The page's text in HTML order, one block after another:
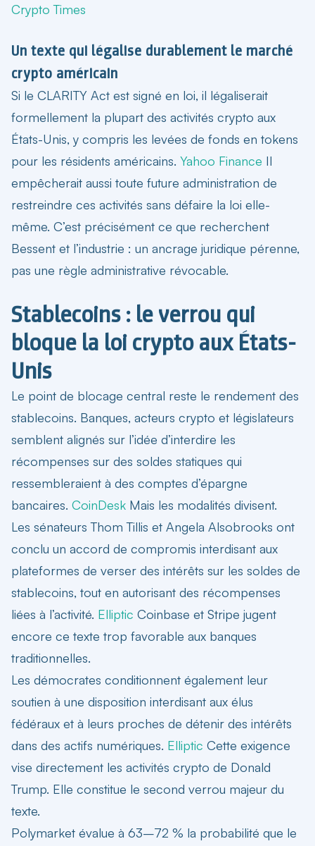
Crypto Times
Un texte qui légalise durablement le marché
crypto américain
Si le CLARITY Act est signé en loi, il légaliserait
formellement la plupart des activités crypto aux
États-Unis, y compris les levées de fonds en tokens
pour les résidents américains. Yahoo Finance Il
empêcherait aussi toute future administration de
restreindre ces activités sans défaire la loi elle-
même. C’est précisément ce que recherchent
Bessent et l’industrie : un ancrage juridique pérenne,
pas une règle administrative révocable.
Stablecoins : le verrou qui
bloque la loi crypto aux États-
Unis
Le point de blocage central reste le rendement des
stablecoins. Banques, acteurs crypto et législateurs
semblent alignés sur l’idée d’interdire les
récompenses sur des soldes statiques qui
ressembleraient à des comptes d’épargne
bancaires. CoinDesk Mais les modalités divisent.
Les sénateurs Thom Tillis et Angela Alsobrooks ont
conclu un accord de compromis interdisant aux
plateformes de verser des intérêts sur les soldes de
stablecoins, tout en autorisant des récompenses
liées à l’activité. Elliptic Coinbase et Stripe jugent
encore ce texte trop favorable aux banques
traditionnelles.
Les démocrates conditionnent également leur
soutien à une disposition interdisant aux élus
fédéraux et à leurs proches de détenir des intérêts
dans des actifs numériques. Elliptic Cette exigence
vise directement les activités crypto de Donald
Trump. Elle constitue le second verrou majeur du
texte.
Polymarket évalue à 63–72 % la probabilité que le